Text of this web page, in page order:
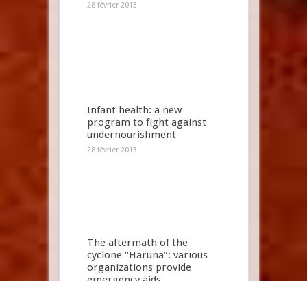
28 février 2013
Infant health: a new
program to fight against
undernourishment
28 février 2013
The aftermath of the
cyclone “Haruna”: various
organizations provide